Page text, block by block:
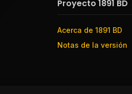
Proyecto 1891 BD
Acerca de 1891 BD
Notas de la versión